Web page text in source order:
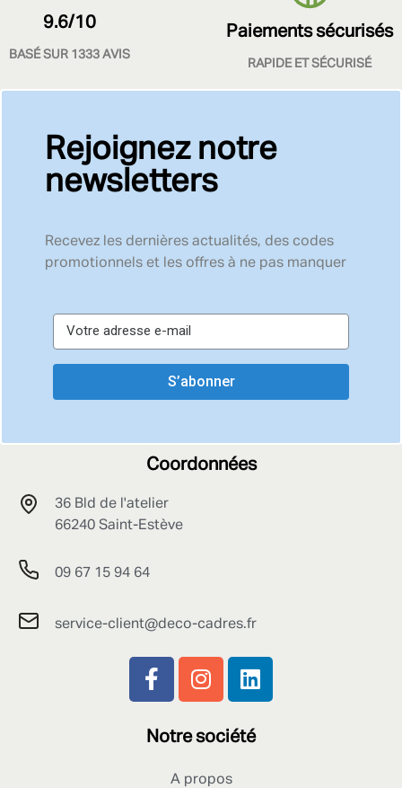
9.6/10
BASÉ SUR 1333 AVIS
Paiements sécurisés
RAPIDE ET SÉCURISÉ
Rejoignez notre
newsletters
Recevez les dernières actualités, des codes
promotionnels et les offres à ne pas manquer
S’abonner
Coordonnées
36 Bld de l'atelier
66240 Saint-Estève
09 67 15 94 64
service-client@deco-cadres.fr
Notre société
A propos